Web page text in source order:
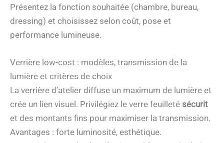
Présentez la fonction souhaitée (chambre, bureau,
dressing) et choisissez selon coût, pose et
performance lumineuse.
Verrière low-cost : modèles, transmission de la
lumière et critères de choix
La verrière d’atelier diffuse un maximum de lumière et
crée un lien visuel. Privilégiez le verre feuilleté sécurit
et des montants fins pour maximiser la transmission.
Avantages : forte luminosité, esthétique.